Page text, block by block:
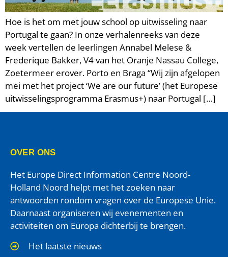
Hoe is het om met jouw school op uitwisseling naar
Portugal te gaan? In onze verhalenreeks van deze
week vertellen de leerlingen Annabel Melese &
Frederique Bakker, V4 van het Oranje Nassau College,
Zoetermeer erover. Porto en Braga “Wij zijn afgelopen
mei met het project ‘We are our future’ (het Europese
uitwisselingsprogramma Erasmus+) naar Portugal […]
OVER ONS
Het Europe Direct Information Centre Noord-
Holland Noord helpt met het zoeken naar
antwoorden rondom vragen over de Europese Unie.
Daarnaast organiseren wij evenementen en
activiteiten om Europa dichterbij te brengen.
Het laatste nieuws